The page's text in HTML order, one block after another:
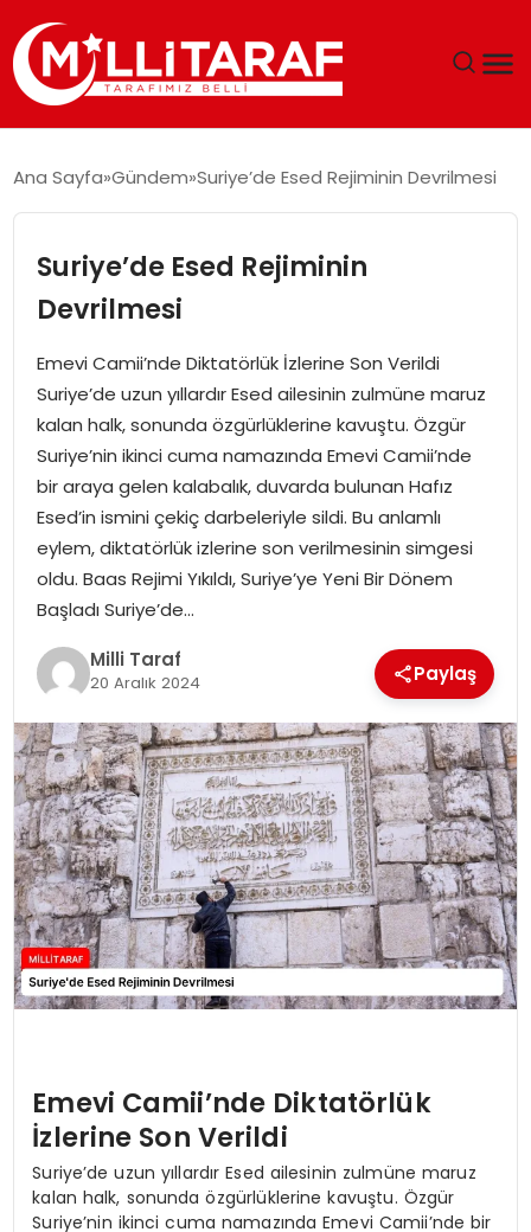
ÖZEL SAYFALAR
TEKNOLOJI
SPOR
SIYASET
MAGAZIN
Ana Sayfa Gündem Suriye’de Esed Rejiminin Devrilmesi
Suriye’de Esed Rejiminin
Devrilmesi
Emevi Camii’nde Diktatörlük İzlerine Son Verildi
Suriye’de uzun yıllardır Esed ailesinin zulmüne maruz
kalan halk, sonunda özgürlüklerine kavuştu. Özgür
Suriye’nin ikinci cuma namazında Emevi Camii’nde
bir araya gelen kalabalık, duvarda bulunan Hafız
Esed’in ismini çekiç darbeleriyle sildi. Bu anlamlı
eylem, diktatörlük izlerine son verilmesinin simgesi
oldu. Baas Rejimi Yıkıldı, Suriye’ye Yeni Bir Dönem
Başladı Suriye’de…
Milli Taraf
20 Aralık 2024 Paylaş
Emevi Camii’nde Diktatörlük
İzlerine Son Verildi
Suriye’de uzun yıllardır Esed ailesinin zulmüne maruz
kalan halk, sonunda özgürlüklerine kavuştu. Özgür
Suriye’nin ikinci cuma namazında Emevi Camii’nde bir